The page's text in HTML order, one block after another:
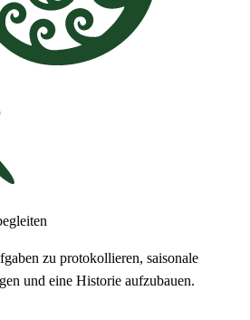
zu protokollieren, saisonale
und eine Historie aufzubauen.